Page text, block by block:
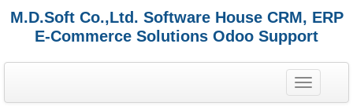
M.D.Soft Co.,Ltd. Software House CRM, ERP
E-Commerce Solutions Odoo Support
T
o